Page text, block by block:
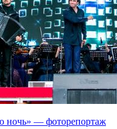
ночь» — фоторепортаж